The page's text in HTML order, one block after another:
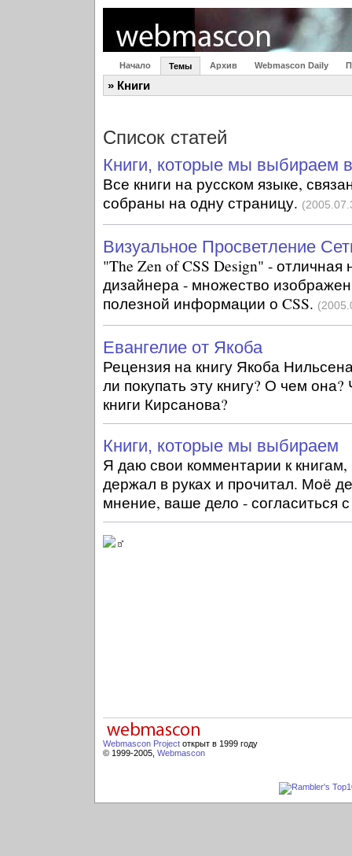
Начало Темы Архив Webmascon Daily
» Книги
Список статей
Книги, которые мы выбираем
Все книги на русском языке,
собраны на одну страницу.
Визуальное Просветление
"The Zen of CSS Design" - отличная
дизайнера - множество
полезной информации о CSS.
Евангелие от Якоба
Рецензия на книгу Якоба
ли покупать эту книгу? О чем
книги Кирсанова?
Книги, которые мы выбираем
Я даю свои комментарии к
держал в руках и прочитал. Моё
мнение, ваше дело - согласиться
Webmascon Project открыт в 1999 году
© 1999-2005, Webmascon